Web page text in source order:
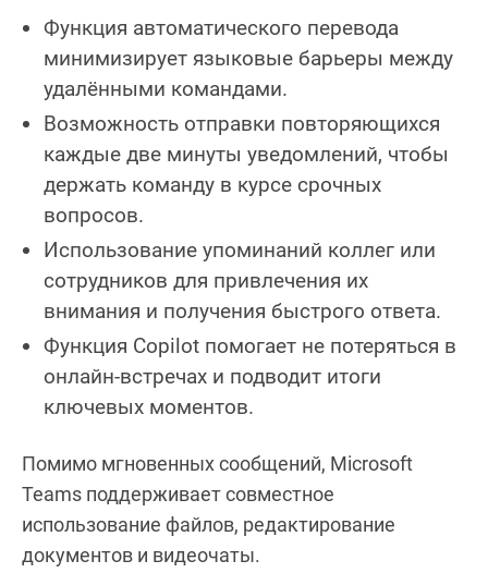
Функция автоматического перевода
минимизирует языковые барьеры между
удалёнными командами.
Возможность отправки повторяющихся
каждые две минуты уведомлений, чтобы
держать команду в курсе срочных
вопросов.
Использование упоминаний коллег или
сотрудников для привлечения их
внимания и получения быстрого ответа.
Функция Copilot помогает не потеряться в
онлайн-встречах и подводит итоги
ключевых моментов.
Помимо мгновенных сообщений, Microsoft
Teams поддерживает совместное
использование файлов, редактирование
документов и видеочаты.